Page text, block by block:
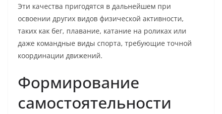
Эти качества пригодятся в дальнейшем при
освоении других видов физической активности,
таких как бег, плавание, катание на роликах или
даже командные виды спорта, требующие точной
координации движений.
Формирование
самостоятельности